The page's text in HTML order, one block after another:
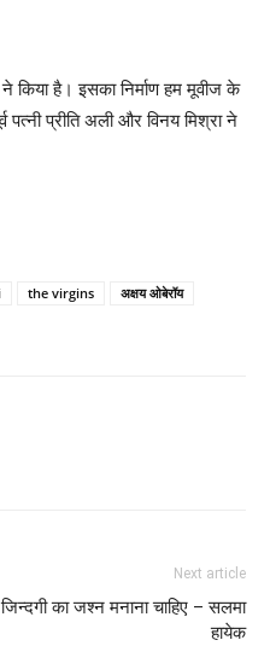
किया है। इसका निर्माण हम मूवीज के
पत्नी प्रीति अली और विनय मिश्रा ने
the virgins
अक्षय ओबेरॉय
Next article
जिन्‍दगी का जश्‍न मनाना चाहिए – सलमा
हायेक